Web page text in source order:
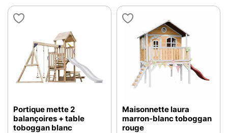
Portique mette 2
balançoires + table
toboggan blanc
Maisonnette laura
marron-blanc toboggan
rouge